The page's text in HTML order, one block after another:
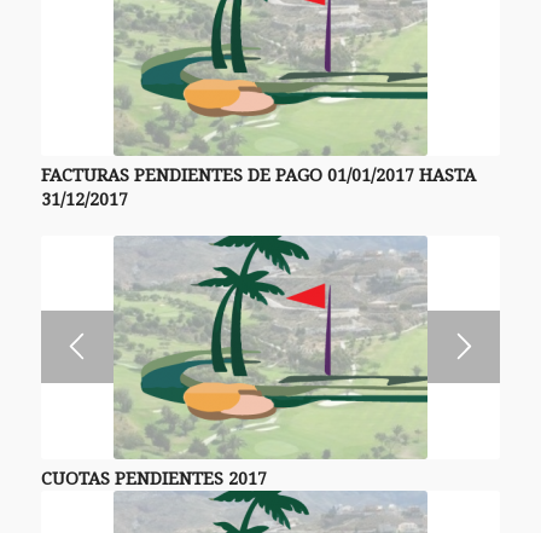
FACTURAS PENDIENTES DE PAGO 01/01/2017 HASTA
31/12/2017
CUOTAS PENDIENTES 2017